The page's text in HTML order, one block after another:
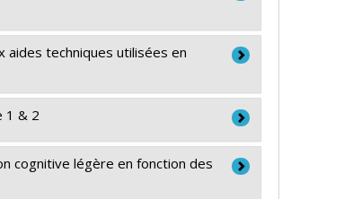
liée à l'âge (DMLA)
liée à l'âge (DMLA)
techniques utilisées en
liée à l'âge (DMLA)
1 & 2
cognitive légère en fonction des